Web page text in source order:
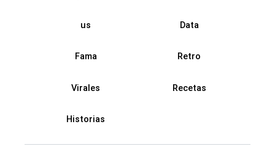
us Data
Fama Retro
Virales Recetas
Historias